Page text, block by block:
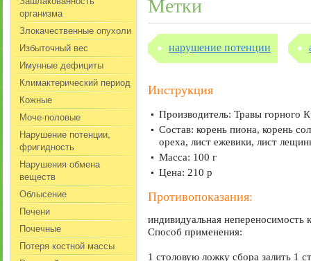
организма
Злокачественные опухоли
Избыточный вес
Имунные дефициты
Климактерический период
Кожные
Моче-половые
Нарушение потенции,
фригидность
Нарушения обмена
веществ
Облысение
Печени
Почечные
Потеря костной массы
Метки
нарушение потенции
Инструкция
Производитель: Травы
Состав: корень пиона, корень
ореха, лист ежевики, лист
Масса: 100 г
Цена: 210 р
Противопоказания:
индивидуальная непереносимость
Способ применения:
1 столовую ложку сбора залить 1